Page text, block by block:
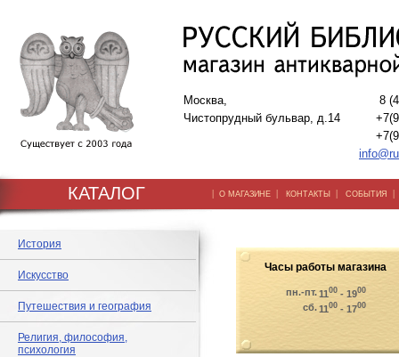
Москва,
Чистопрудный бульвар, д.14
8
КАТАЛОГ | О МАГАЗИНЕ | КОНТАКТЫ | СОБЫТИЯ
История
Искусство
Путешествия и география
Религия, философия,
психология
Часы работы магазина
пн.-пт.1100 - 1900
сб.1100 - 1700